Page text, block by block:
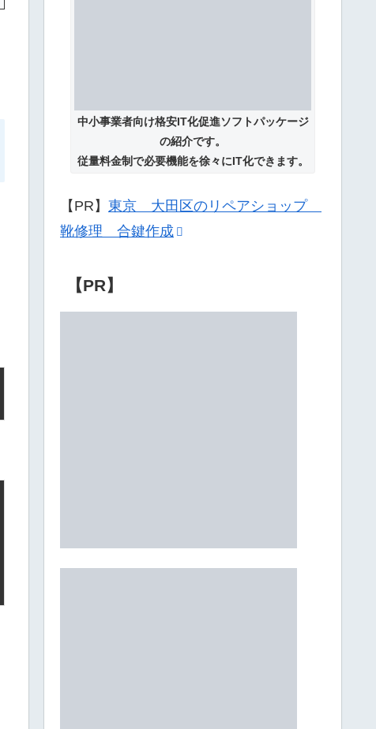
中小事業者向け格安IT化促進ソフトパッケージ
の紹介です。
従量料金制で必要機能を徐々にIT化できます。
【PR】 東京 大田区のリペアショップ
靴修理 合鍵作成
【PR】